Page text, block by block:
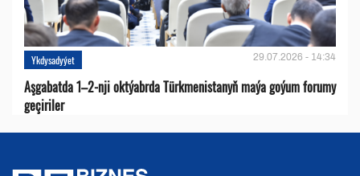
Ykdysadyýet 29.07.2026 - 14:34
Aşgabatda 1–2-nji oktýabrda Türkmenistanyň maýa goýum forumy
geçiriler